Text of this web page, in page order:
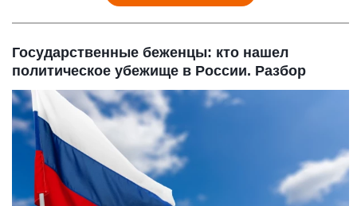
Государственные беженцы: кто нашел
политическое убежище в России. Разбор